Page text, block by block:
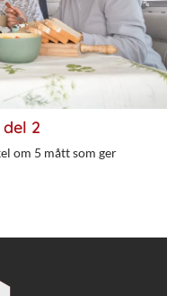
2
om 5 mått som ger